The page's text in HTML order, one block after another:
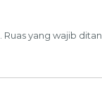
Ruas yang wajib